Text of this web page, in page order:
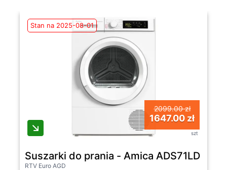
Stan na 2025-08-01
2099.00 zł
1647.00 zł
szt
Suszarki do prania - Amica ADS71LD
RTV Euro AGD